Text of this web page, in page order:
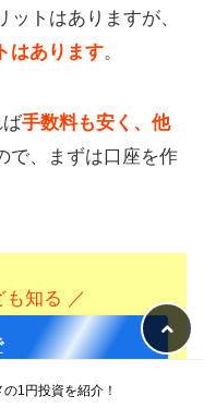
トはありますが、
はあります。
手数料も安く、他
で、まずは口座を作
も知る ／
1円投資を紹介！